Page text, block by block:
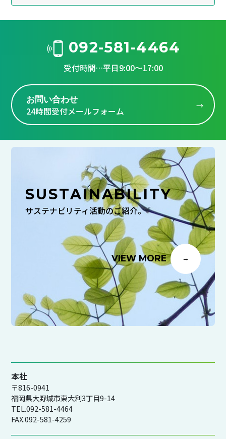
092-581-4464
受付時間…平日9:00～17:00
お問い合わせ
24時間受付メールフォーム
SUSTAINABILITY
サステナビリティ活動のご紹介。
VIEW MORE
本社
〒816-0941
福岡県大野城市東大利3丁目9-14
TEL.092-581-4464
FAX.092-581-4259